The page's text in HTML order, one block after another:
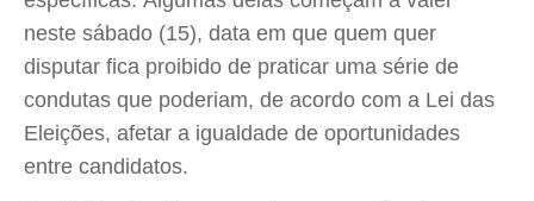
neste sábado (15), data em que quem quer
disputar fica proibido de praticar uma série de
condutas que poderiam, de acordo com a Lei das
Eleições, afetar a igualdade de oportunidades
entre candidatos.